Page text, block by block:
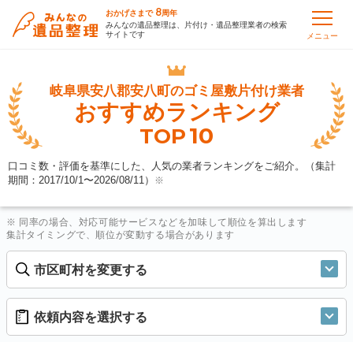
おかげさまで 8周年
みんなの遺品整理は、片付け・遺品整理業者の検索
サイトです
メニュー
岐阜県安八郡安八町のゴミ屋敷片付け業者
おすすめランキング
TOP10
口コミ数・評価を基準にした、人気の業者ランキングをご紹介。（集計
期間：2017/10/1〜2026/08/11） ※
※ 同率の場合、対応可能サービスなどを加味して順位を算出します
集計タイミングで、順位が変動する場合があります
市区町村を変更する
依頼内容を選択する